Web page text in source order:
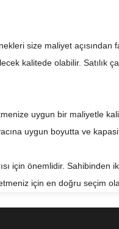
size maliyet açısından
kalitede olabilir. Satılık
uygun bir maliyetle
uygun boyutta ve
için önemlidir. Sahibinden
için en doğru seçim